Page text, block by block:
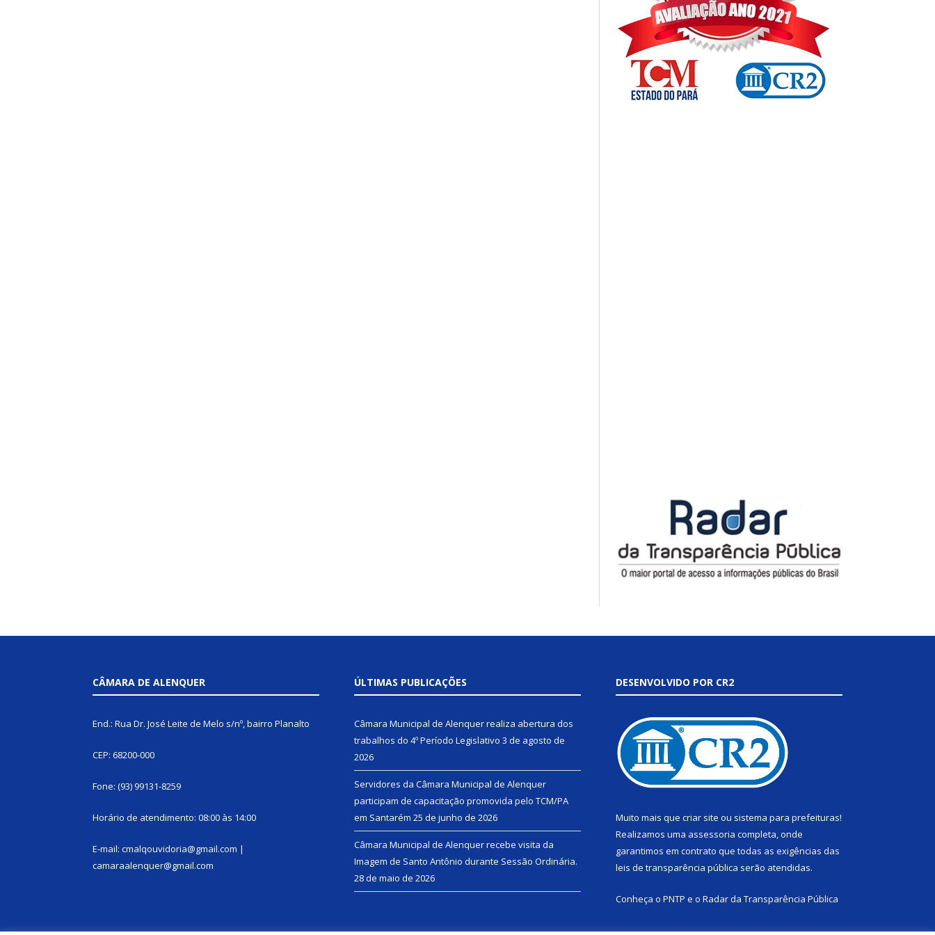
CÂMARA DE ALENQUER
End.: Rua Dr. José Leite de Melo s/nº, bairro Planalto
CEP: 68200-000
Fone: (93) 99131-8259
Horário de atendimento: 08:00 às 14:00
E-mail: cmalqouvidoria@gmail.com |
camaraalenquer@gmail.com
ÚLTIMAS PUBLICAÇÕES
Câmara Municipal de Alenquer realiza abertura dos
trabalhos do 4º Período Legislativo 3 de agosto de
2026
Servidores da Câmara Municipal de Alenquer
participam de capacitação promovida pelo TCM/PA
em Santarém 25 de junho de 2026
Câmara Municipal de Alenquer recebe visita da
Imagem de Santo Antônio durante Sessão Ordinária.
28 de maio de 2026
DESENVOLVIDO POR CR2
Muito mais que criar site ou sistema para prefeituras!
Realizamos uma assessoria completa, onde
garantimos em contrato que todas as exigências das
leis de transparência pública serão atendidas.
Conheça o PNTP e o Radar da Transparência Pública